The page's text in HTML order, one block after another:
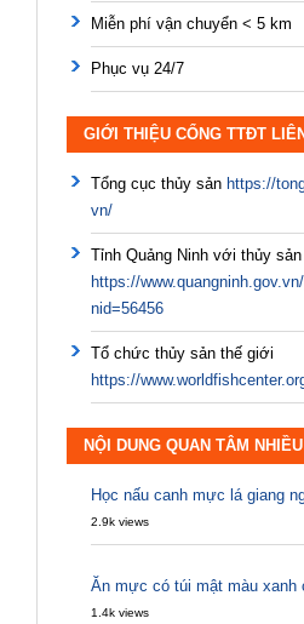
Miễn phí vận chuyển < 5 km
Phục vụ 24/7
GIỚI THIỆU CỔNG TTĐT
Tổng cục thủy sản https://
vn/
Tỉnh Quảng Ninh với thủy sản
https://
nid=56456
Tổ chức thủy sản thế giới
https://
NỘI DUNG QUAN TÂM NHIỀU
Học nấu canh mực lá giang
2.9k views
Ăn mực có túi mật màu xanh
1.4k views